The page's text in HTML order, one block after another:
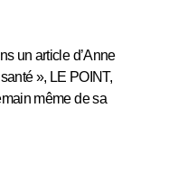
un article d’Anne
», LE POINT,
même de sa